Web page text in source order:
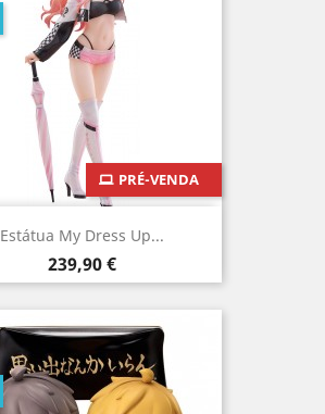
Estátua My Dress Up...
Preço
239,90 €
PRÉ-VENDA